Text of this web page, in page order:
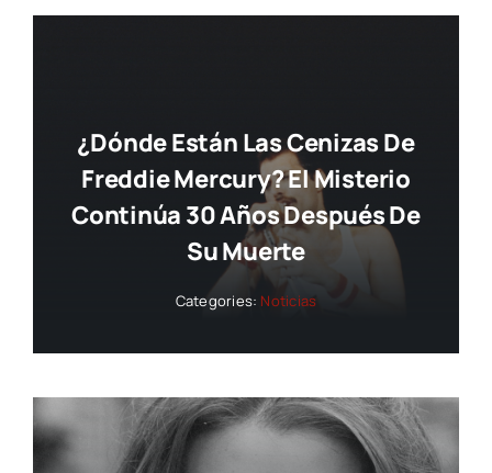
¿Dónde Están Las Cenizas De
Freddie Mercury? El Misterio
Continúa 30 Años Después De
Su Muerte
Categories: Noticias